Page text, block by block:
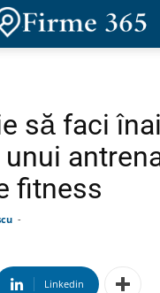
să faci
fitness
-
Linkedin